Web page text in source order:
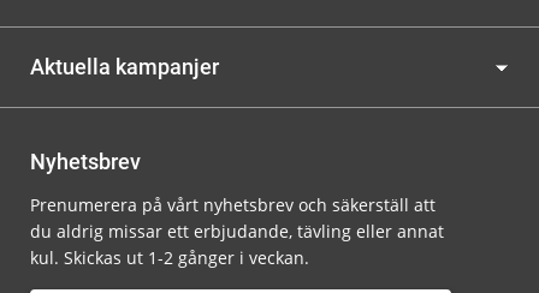
Aktuella kampanjer
Nyhetsbrev
Prenumerera på vårt nyhetsbrev och säkerställ att
du aldrig missar ett erbjudande, tävling eller annat
kul. Skickas ut 1-2 gånger i veckan.